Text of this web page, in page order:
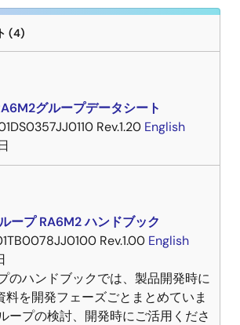
(4)
グループデータシート
Rev.1.20 English
ープ RA6M2 ハンドブック
Rev.1.00 English
のハンドブックでは、製品開発時に
料を開発フェーズごとまとめていま
ープの検討、開発時にご活用くださ